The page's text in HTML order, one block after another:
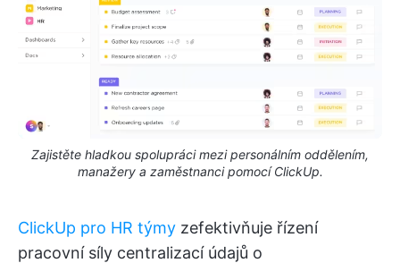
Zajistěte hladkou spolupráci mezi personálním oddělením,
manažery a zaměstnanci pomocí ClickUp.
ClickUp pro HR týmy zefektivňuje řízení
pracovní síly centralizací údajů o